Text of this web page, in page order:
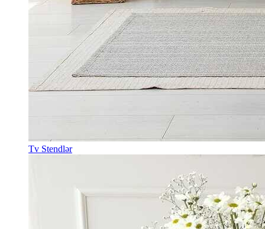
Tv Stendlər